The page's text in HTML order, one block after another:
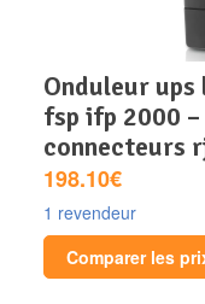
onduleur ups line-interactive 2000 va
fsp ifp 2000
connecteurs
198.10€
1 revendeur
Comparer les